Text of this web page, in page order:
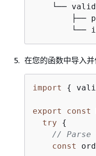
└──
├──
└──
在您的函数中导入并
import {
export const
try
{
// Parse
const